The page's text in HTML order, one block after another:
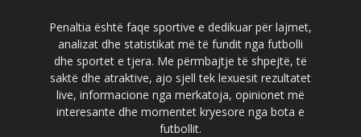
Penaltia është faqe sportive e dedikuar për lajmet,
analizat dhe statistikat më të fundit nga futbolli
dhe sportet e tjera. Me përmbajtje të shpejtë, të
saktë dhe atraktive, ajo sjell tek lexuesit rezultatet
live, informacione nga merkatoja, opinionet më
interesante dhe momentet kryesore nga bota e
futbollit.